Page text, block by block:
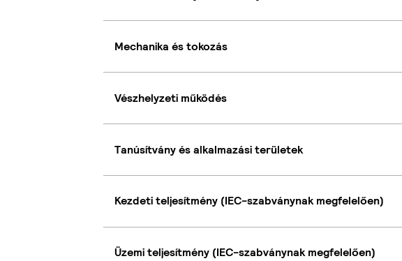
Mechanika és tokozás
Vészhelyzeti működés
Tanúsítvány és alkalmazási területek
Kezdeti teljesítmény (IEC-szabványnak megfelelően)
Üzemi teljesítmény (IEC-szabványnak megfelelően)